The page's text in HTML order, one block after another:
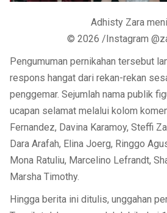
Adhisty Zara
© 2026 /Instagram
Pengumuman pernikahan tersebut
respons hangat dari rekan-rekan
penggemar. Sejumlah nama publik
ucapan selamat melalui kolom
Fernandez, Davina Karamoy, Steffi
Dara Arafah, Elina Joerg, Ringgo
Mona Ratuliu, Marcelino Lefrandt,
Marsha Timothy.
Hingga berita ini ditulis, unggahan